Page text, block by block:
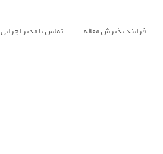
فرایند پذیرش مقاله تماس با مدیر اجرایی